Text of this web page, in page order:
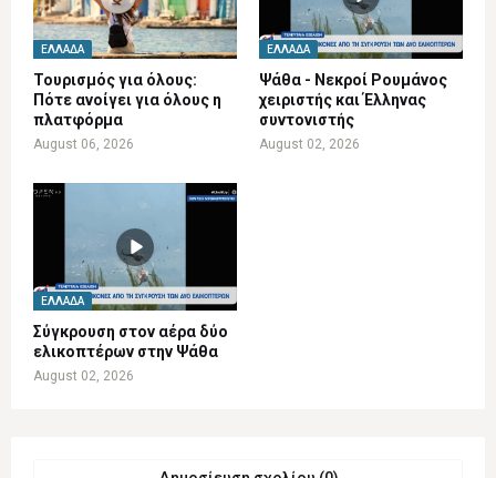
ΕΛΛΆΔΑ
Τουρισμός για όλους:
Πότε ανοίγει για όλους η
πλατφόρμα
August 06, 2026
ΕΛΛΆΔΑ
Ψάθα - Νεκροί Ρουμάνος
χειριστής και Έλληνας
συντονιστής
August 02, 2026
ΕΛΛΆΔΑ
Σύγκρουση στον αέρα δύο
ελικοπτέρων στην Ψάθα
August 02, 2026